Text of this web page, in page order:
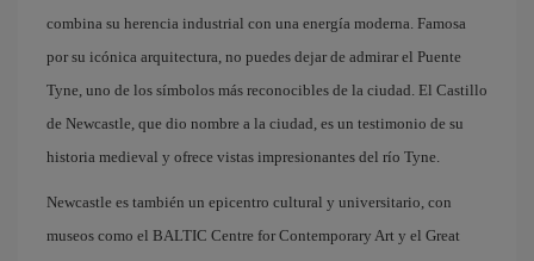
combina su herencia industrial con una energía moderna. Famosa
por su icónica arquitectura, no puedes dejar de admirar el Puente
Tyne, uno de los símbolos más reconocibles de la ciudad. El Castillo
de Newcastle, que dio nombre a la ciudad, es un testimonio de su
historia medieval y ofrece vistas impresionantes del río Tyne.
Newcastle es también un epicentro cultural y universitario, con
museos como el BALTIC Centre for Contemporary Art y el Great